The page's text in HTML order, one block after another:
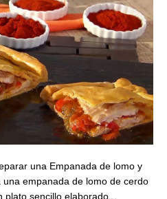
una Empanada de lomo y
empanada de lomo de cerdo
sencillo elaborado...